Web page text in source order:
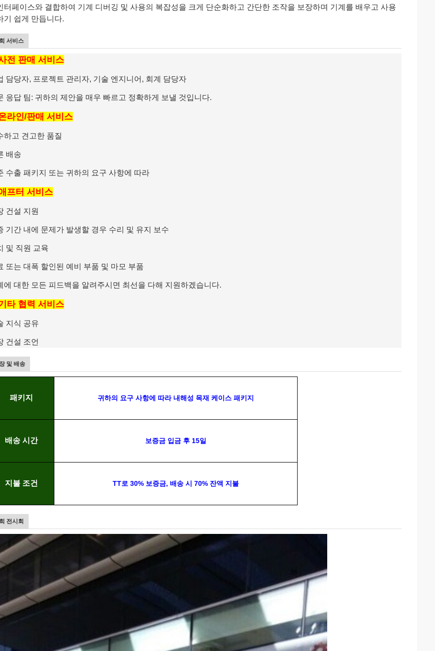
터페이스와 결합하여 기계 디버깅 및 사용의 복잡성을 크게 단순화하고 간단한 조작을 보장하며 기계를 배우고 사용
기 쉽게 만듭니다.
서비스
전 판매 서비스
담당자, 프로젝트 관리자, 기술 엔지니어, 회계 담당자
응답 팀: 귀하의 제안을 매우 빠르고 정확하게 보낼 것입니다.
라인/판매 서비스
하고 견고한 품질
배송
수출 패키지 또는 귀하의 요구 사항에 따라
프터 서비스
건설 지원
기간 내에 문제가 발생할 경우 수리 및 유지 보수
및 직원 교육
또는 대폭 할인된 예비 부품 및 마모 부품
에 대한 모든 피드백을 알려주시면 최선을 다해 지원하겠습니다.
타 협력 서비스
지식 공유
건설 조언
및 배송
패키지 귀하의 요구 사항에 따라 내해성 목재 케이스 패키지
배송 시간 보증금 입금 후 15일
지불 조건 TT로 30% 보증금, 배송 시 70% 잔액 지불
전시회